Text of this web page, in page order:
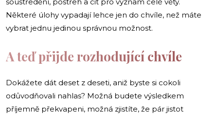
Některé úlohy vypadají lehce jen do chvíle, než máte
vybrat jednu jedinou správnou možnost.
A teď přijde rozhodující chvíle
Dokážete dát deset z deseti, aniž byste si cokoli
odůvodňovali nahlas? Možná budete výsledkem
příjemně překvapeni, možná zjistíte, že pár jistot